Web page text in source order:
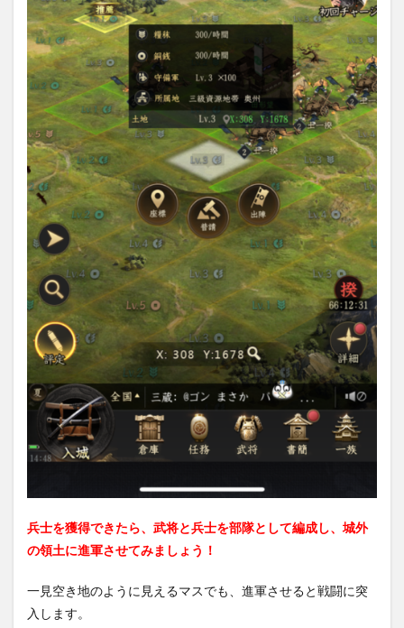
兵士を獲得できたら、武将と兵士を部隊として編成し、城外
の領土に進軍させてみましょう！
一見空き地のように見えるマスでも、進軍させると戦闘に突
入します。